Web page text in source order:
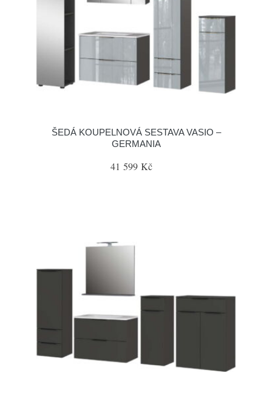
ŠEDÁ KOUPELNOVÁ SESTAVA VASIO –
GERMANIA
41 599 Kč